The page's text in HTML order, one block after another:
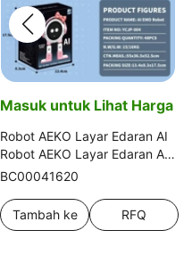
Masuk untuk Lihat Harga
Robot AEKO Layar Edaran AI
Robot AEKO Layar Edaran AI
Robot AEKO
BC00041620
Tambah ke
RFQ